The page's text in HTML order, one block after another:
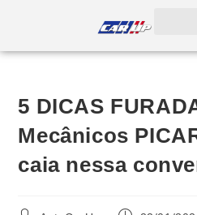
5 DICAS
Mecânicos
caia nessa